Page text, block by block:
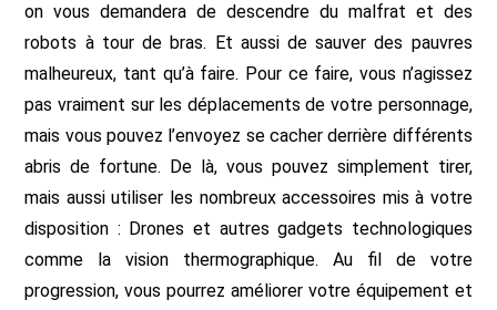
on vous demandera de descendre du malfrat et des
robots à tour de bras. Et aussi de sauver des pauvres
malheureux, tant qu’à faire. Pour ce faire, vous n’agissez
pas vraiment sur les déplacements de votre personnage,
mais vous pouvez l’envoyez se cacher derrière différents
abris de fortune. De là, vous pouvez simplement tirer,
mais aussi utiliser les nombreux accessoires mis à votre
disposition : Drones et autres gadgets technologiques
comme la vision thermographique. Au fil de votre
progression, vous pourrez améliorer votre équipement et